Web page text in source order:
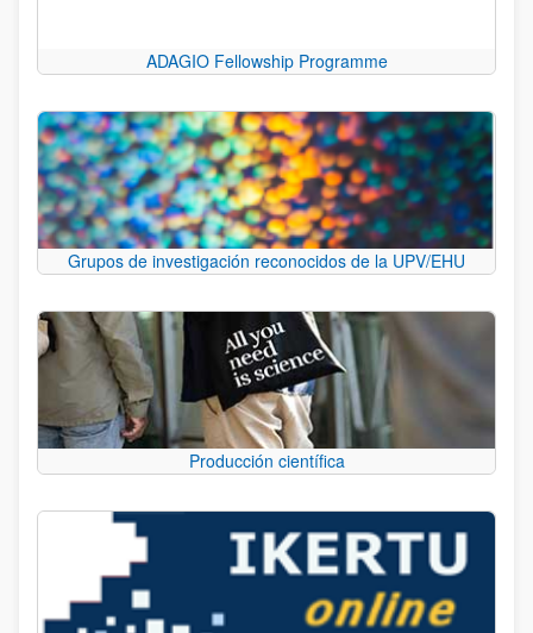
ADAGIO Fellowship Programme
Grupos de investigación reconocidos de la UPV/EHU
Producción científica